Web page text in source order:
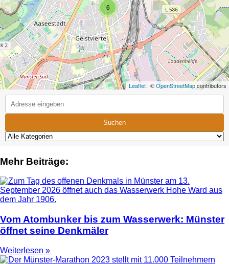
6
Leaflet | ©OpenStreetMapcontributors
Suchen
Mehr Beiträge:
Vom Atombunker bis zum Wasserwerk: Münster
öffnet seine Denkmäler
Weiterlesen »